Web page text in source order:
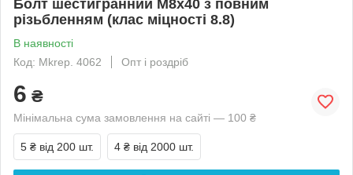
Болт шестигранний М8х40 з повним
різьбленням (клас міцності 8.8)
В наявності
Код: Mkrep. 4062
Опт і роздріб
6 ₴
Мінімальна сума замовлення на сайті — 100 ₴
5 ₴ від 200 шт. 4 ₴ від 2000 шт.